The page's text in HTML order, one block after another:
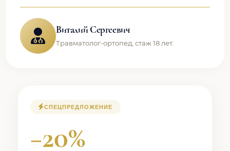
Виталий Сергеевич
Травматолог-ортопед, стаж 18 лет.
СПЕЦПРЕДЛОЖЕНИЕ
−20%